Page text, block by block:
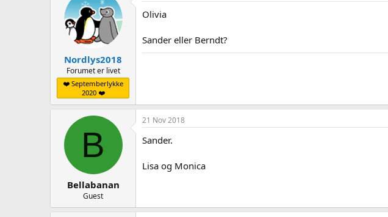
t
t
e
t
Nordlys2018
Forumet er livet
❤️ Septemberlykke
2020 ❤️
Olivia
Sander eller Berndt?
B
Bellabanan
Guest
21 Nov 2018
Sander.
Lisa og Monica